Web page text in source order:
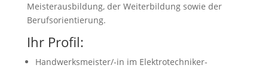
Meisterausbildung, der Weiterbildung sowie der
Berufsorientierung.
Ihr Profil:
Handwerksmeister/-in im Elektrotechniker-